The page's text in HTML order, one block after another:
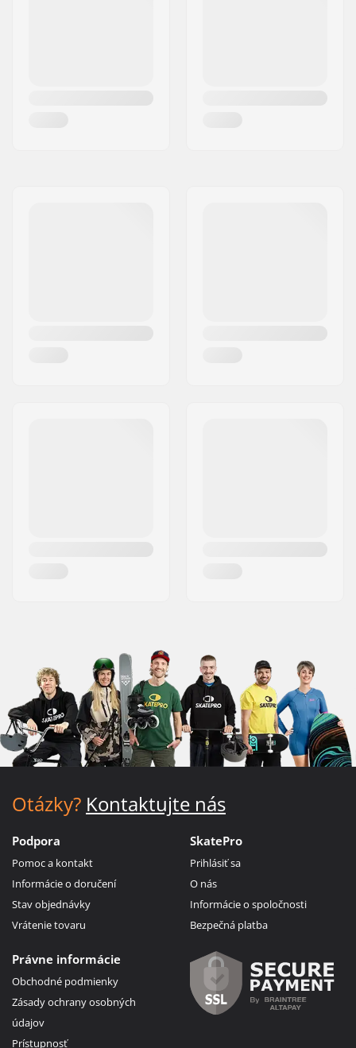
Otázky? Kontaktujte nás
Podpora
Pomoc a kontakt
Informácie o doručení
Stav objednávky
Vrátenie tovaru
SkatePro
Prihlásiť sa
O nás
Informácie o spoločnosti
Bezpečná platba
Právne informácie
Obchodné podmienky
Zásady ochrany osobných
údajov
Prístupnosť